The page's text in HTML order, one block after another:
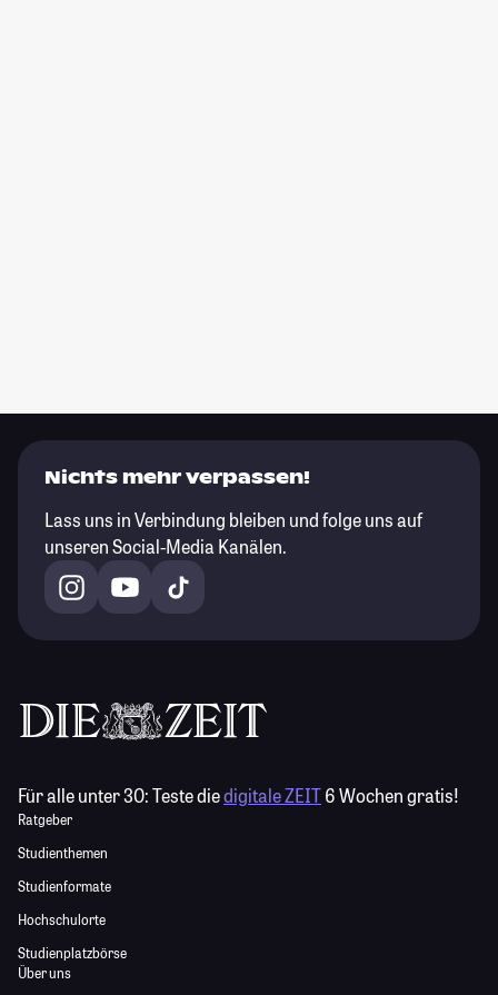
Nichts mehr verpassen!
Lass uns in Verbindung bleiben und folge uns auf
unseren Social-Media Kanälen.
Für alle unter 30:Teste diedigitale ZEIT6 Wochen gratis!
Ratgeber
Studienthemen
Studienformate
Hochschulorte
Studienplatzbörse
Über uns